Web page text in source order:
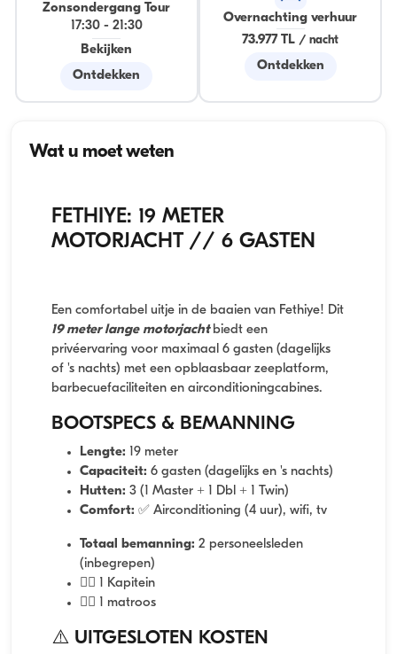
Zonsondergang Tour
17:30- 21:30
Bekijken
Ontdekken
Overnachting verhuur
73.977 TL /nacht
Ontdekken
Wat u moet weten
FETHIYE: 19 METER
MOTORJACHT // 6 GASTEN
Een comfortabel uitje in de baaien van Fethiye! Dit
19 meter lange motorjachtbiedt een
privéervaring voor maximaal 6 gasten (dagelijks
of 's nachts) met een opblaasbaar zeeplatform,
barbecuefaciliteiten en airconditioningcabines.
BOOTSPECS & BEMANNING
Lengte: 19 meter
Capaciteit: 6 gasten (dagelijks en 's nachts)
Hutten: 3 (1 Master + 1 Dbl + 1 Twin)
Comfort: ✅ Airconditioning (4 uur), wifi, tv
Totaal bemanning: 2 personeelsleden
(inbegrepen)
👨‍✈️ 1 Kapitein
🧑‍✈️ 1 matroos
⚠️ UITGESLOTEN KOSTEN